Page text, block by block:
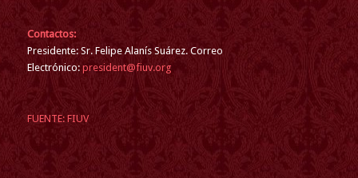
Contactos:
Presidente: Sr. Felipe Alanís Suárez. Correo
Electrónico:president@fiuv.org
FUENTE: FIUV